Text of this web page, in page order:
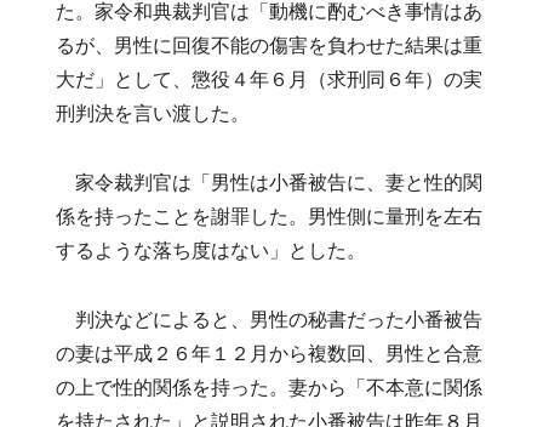
た。家令和典裁判官は「動機に酌むべき事情はあ
るが、男性に回復不能の傷害を負わせた結果は重
大だ」として、懲役４年６月（求刑同６年）の実
刑判決を言い渡した。
家令裁判官は「男性は小番被告に、妻と性的関
係を持ったことを謝罪した。男性側に量刑を左右
するような落ち度はない」とした。
判決などによると、男性の秘書だった小番被告
の妻は平成２６年１２月から複数回、男性と合意
の上で性的関係を持った。妻から「不本意に関係
を持たされた」と説明された小番被告は昨年８月